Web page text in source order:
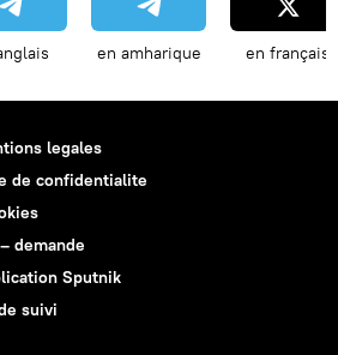
en amharique en français
legales
de confidentialite
demande
Sputnik
suivi